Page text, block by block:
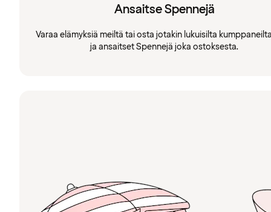
Ansaitse Spennejä
Varaa elämyksiä meiltä tai osta jotakin lukuisilta
ja ansaitset Spennejä joka ostoksesta.